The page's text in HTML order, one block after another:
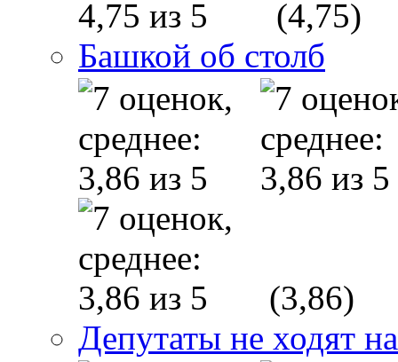
(4,75)
Башкой об столб
(3,86)
Депутаты не ходят